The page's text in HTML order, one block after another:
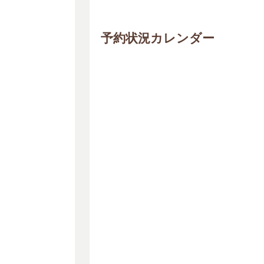
予約状況カレンダー